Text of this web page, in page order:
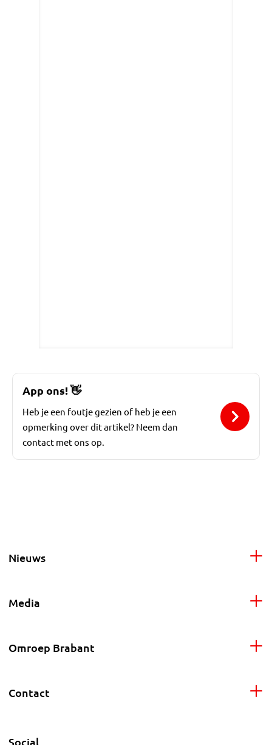
App ons!👋
Heb je een foutje gezien of heb je een
opmerking over dit artikel? Neem dan
contact met ons op.
Nieuws
Media
Omroep Brabant
Contact
Social